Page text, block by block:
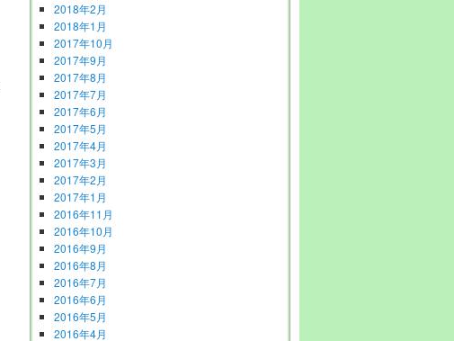
2018年2月
2018年1月
2017年10月
2017年9月
2017年8月
2017年7月
2017年6月
2017年5月
2017年4月
2017年3月
2017年2月
2017年1月
2016年11月
2016年10月
2016年9月
2016年8月
2016年7月
2016年6月
2016年5月
2016年4月